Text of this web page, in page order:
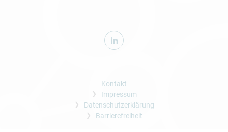
Kontakt
Impressum
Datenschutzerklärung
Barrierefreiheit